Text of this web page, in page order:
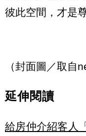
彼此空間，才是
（封面圖／取自
延伸閱讀
給房仲介紹客人